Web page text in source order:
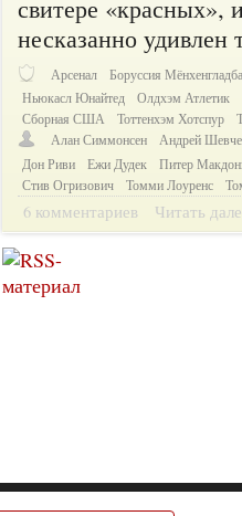
свитере «красных»,
несказанно
Арсенал
Боруссия
Ньюкасл Юнайтед
Олдхэм Атлетик
Сборная США
Тоттенхэм Хотспур
Алан Симмонсен
Андрей
Дон Риви
Ежи Дудек
Питер
Стив Огризович
Томми Лоуренс
6 комментариев Читать